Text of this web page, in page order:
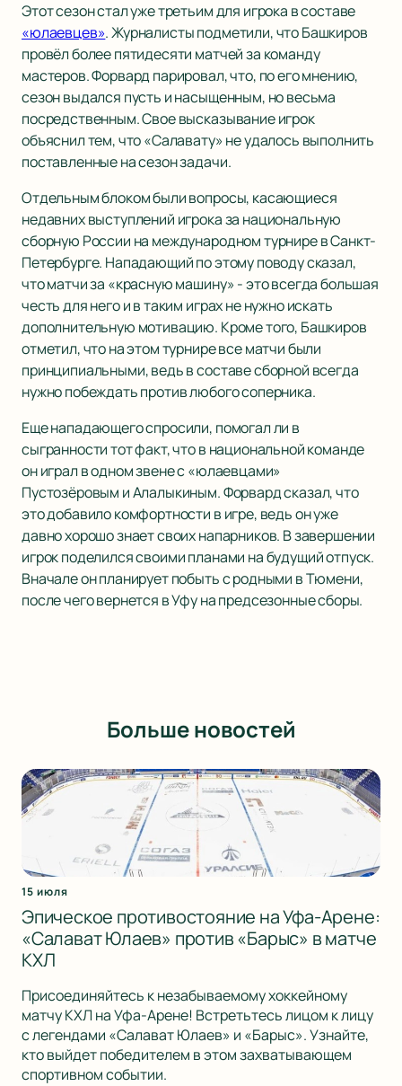
Этот сезон стал уже третьим для игрока в составе
«юлаевцев». Журналисты подметили, что Башкиров
провёл более пятидесяти матчей за команду
мастеров. Форвард парировал, что, по его мнению,
сезон выдался пусть и насыщенным, но весьма
посредственным. Свое высказывание игрок
объяснил тем, что «Салавату» не удалось выполнить
поставленные на сезон задачи.
Отдельным блоком были вопросы, касающиеся
недавних выступлений игрока за национальную
сборную России на международном турнире в Санкт-
Петербурге. Нападающий по этому поводу сказал,
что матчи за «красную машину» - это всегда большая
честь для него и в таким играх не нужно искать
дополнительную мотивацию. Кроме того, Башкиров
отметил, что на этом турнире все матчи были
принципиальными, ведь в составе сборной всегда
нужно побеждать против любого соперника.
Еще нападающего спросили, помогал ли в
сыгранности тот факт, что в национальной команде
он играл в одном звене с «юлаевцами»
Пустозёровым и Алалыкиным. Форвард сказал, что
это добавило комфортности в игре, ведь он уже
давно хорошо знает своих напарников. В завершении
игрок поделился своими планами на будущий отпуск.
Вначале он планирует побыть с родными в Тюмени,
после чего вернется в Уфу на предсезонные сборы.
Больше новостей
15 июля
Эпическое противостояние на Уфа-Арене:
«Салават Юлаев» против «Барыс» в матче
КХЛ
Присоединяйтесь к незабываемому хоккейному
матчу КХЛ на Уфа-Арене! Встретьтесь лицом к лицу
с легендами «Салават Юлаев» и «Барыс». Узнайте,
кто выйдет победителем в этом захватывающем
спортивном событии.